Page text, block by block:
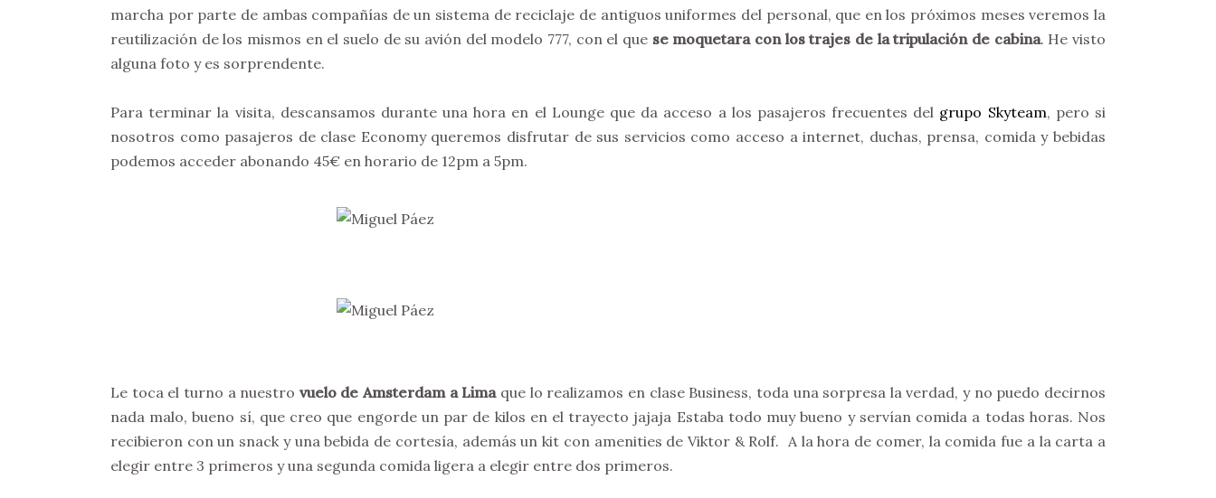
marcha por parte de ambas compañías de un sistema de reciclaje de antiguos uniformes del personal, que en los próximos meses veremos la
reutilización de los mismos en el suelo de su avión del modelo 777, con el que se moquetara con los trajes de la tripulación de cabina. He visto
alguna foto y es sorprendente.
Para terminar la visita, descansamos durante una hora en el Lounge que da acceso a los pasajeros frecuentes del grupo Skyteam, pero si
nosotros como pasajeros de clase Economy queremos disfrutar de sus servicios como acceso a internet, duchas, prensa, comida y bebidas
podemos acceder abonando 45€ en horario de 12pm a 5pm.
Le toca el turno a nuestro vuelo de Amsterdam a Limaque lo realizamos en clase Business, toda una sorpresa la verdad, y no puedo decirnos
nada malo, bueno sí, que creo que engorde un par de kilos en el trayecto jajaja Estaba todo muy bueno y servían comida a todas horas. Nos
recibieron con un snack y una bebida de cortesía, además un kit con amenities de Viktor & Rolf. A la hora de comer, la comida fue a la carta a
elegir entre 3 primeros y una segunda comida ligera a elegir entre dos primeros.